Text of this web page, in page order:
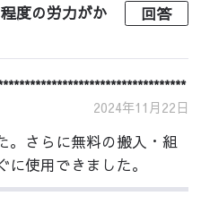
度の労力がか
回答
2024年11月22日
。さらに無料の搬入・組
使用できました。